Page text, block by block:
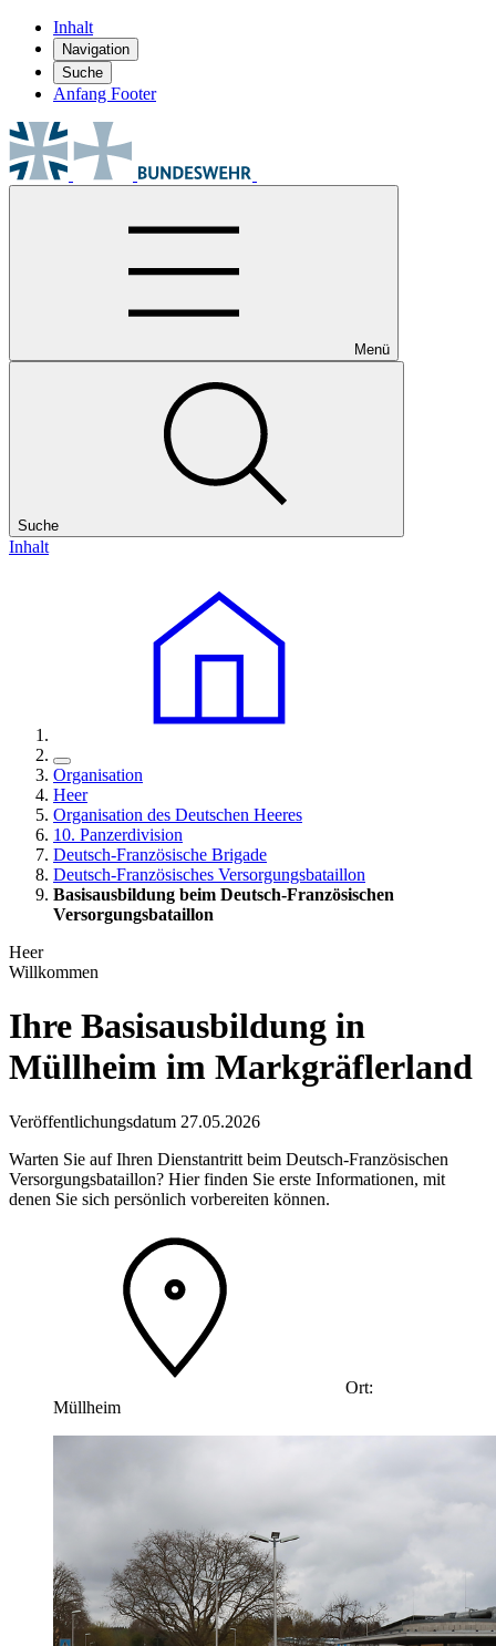
Inhalt
Navigation
Suche
Anfang Footer
Menü
Suche
Inhalt
Organisation
Heer
Organisation des Deutschen Heeres
10. Panzerdivision
Deutsch-Französische Brigade
Deutsch-Französisches Versorgungsbataillon
Basisausbildung beim Deutsch-Französischen
Versorgungsbataillon
Heer
Willkommen
Ihre Basisausbildung in
Müllheim im Markgräflerland
Veröffentlichungsdatum 27.05.2026
Warten Sie auf Ihren Dienstantritt beim Deutsch-Französischen
Versorgungsbataillon? Hier finden Sie erste Informationen, mit
denen Sie sich persönlich vorbereiten können.
Ort:
Müllheim